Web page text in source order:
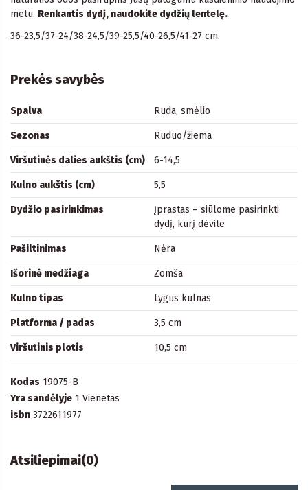
metu. Renkantis dydį, naudokite dydžių lentelę.
36-23,5/37-24/38-24,5/39-25,5/40-26,5/41-27 cm.
Prekės savybės
Spalva Ruda, smėlio
Sezonas Ruduo/žiema
Viršutinės dalies aukštis (cm) 6-14,5
Kulno aukštis (cm) 5,5
Dydžio pasirinkimas
Įprastas – siūlome pasirinkti
dydį, kurį dėvite
Pašiltinimas Nėra
Išorinė medžiaga Zomša
Kulno tipas Lygus kulnas
Platforma / padas 3,5 cm
Viršutinis plotis 10,5 cm
Kodas 19075-B
Yra sandėlyje 1 Vienetas
isbn 3722611977
Atsiliepimai(0)